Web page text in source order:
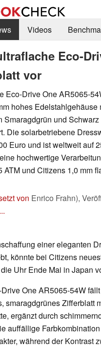
Videos
Eco-
vor
Eco-Drive One AR5065-
hohes Edelstahlgehäuse
Smaragdgrün und
Die solarbetriebene
Euro und ist weltweit auf
hochwertige
ATM und Citizens 1,0 mm
von Enrico Frahn),
...
einer eleganten
könnte bei Citizens
Uhr Ende Mai in Japan
One AR5065-54W
smaragdgrünes Zifferblatt
ergänzt durch
auffällige
während der Kontrast